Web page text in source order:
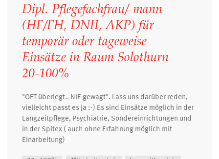
Dipl. Pflegefachfrau/-mann
(HF/FH, DNII, AKP) für
temporär oder tageweise
Einsätze in Raum Solothurn
20-100%
"OFT überlegt.. NIE gewagt". Lass uns darüber reden,
vielleicht passt es ja :-) Es sind Einsätze möglich in der
Langzeitpflege, Psychiatrie, Sondereinrichtungen und
in der Spitex ( auch ohne Erfahrung möglich mit
Einarbeitung)